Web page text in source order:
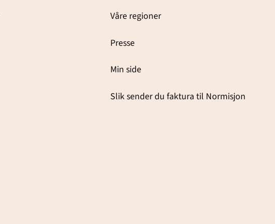
Våre regioner
Presse
Min side
Slik sender du faktura til Normisjon